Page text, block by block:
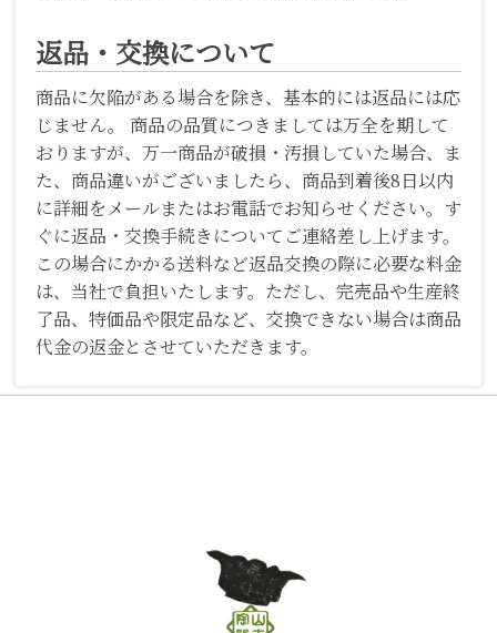
返品・交換について
商品に欠陥がある場合を除き、基本的には返品には応
じません。 商品の品質につきましては万全を期して
おりますが、万一商品が破損・汚損していた場合、ま
た、商品違いがございましたら、商品到着後8日以内
に詳細をメールまたはお電話でお知らせください。す
ぐに返品・交換手続きについてご連絡差し上げます。
この場合にかかる送料など返品交換の際に必要な料金
は、当社で負担いたします。ただし、完売品や生産終
了品、特価品や限定品など、交換できない場合は商品
代金の返金とさせていただきます。